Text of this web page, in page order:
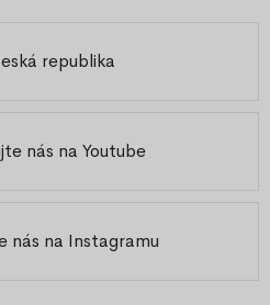
republika
nás na Youtube
nás na Instagramu